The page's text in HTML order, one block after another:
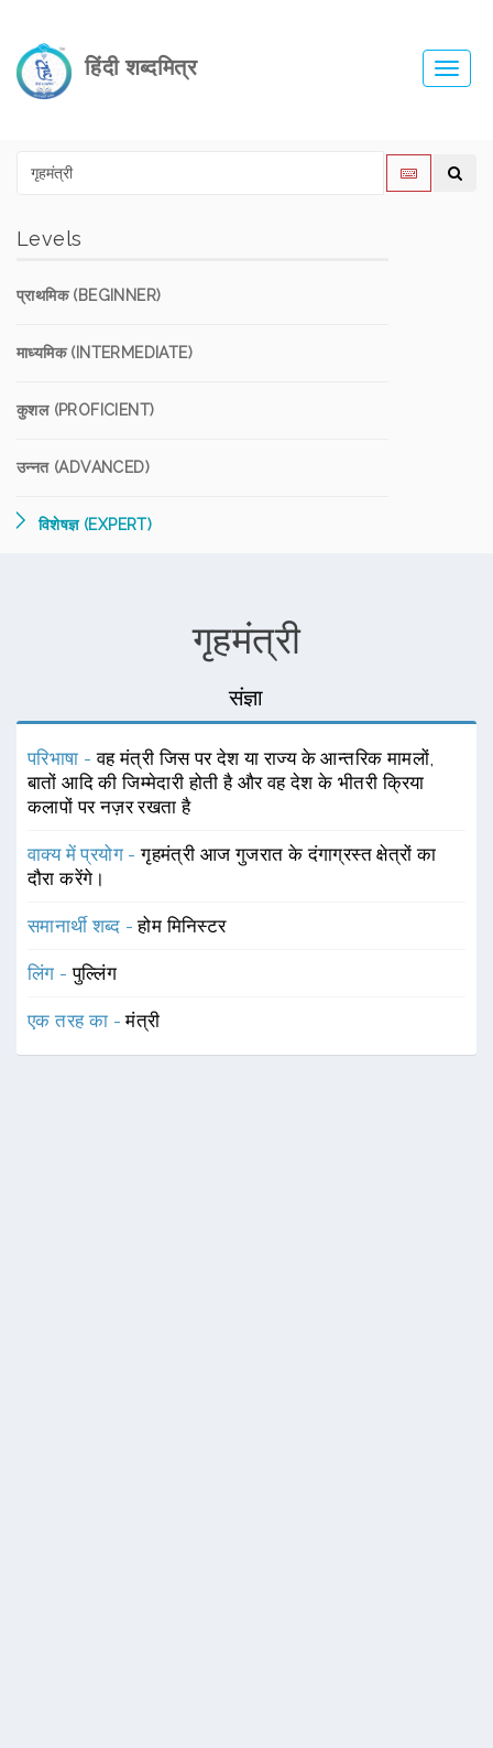
हिंदी शब्दमित्र
Levels
प्राथमिक (BEGINNER)
माध्यमिक (INTERMEDIATE)
कुशल (PROFICIENT)
उन्नत (ADVANCED)
विशेषज्ञ (EXPERT)
गृहमंत्री
संज्ञा
परिभाषा -वह मंत्री जिस पर देश या राज्य के आन्तरिक मामलों,
बातों आदि की जिम्मेदारी होती है और वह देश के भीतरी क्रिया
कलापों पर नज़र रखता है
वाक्य में प्रयोग -गृहमंत्री आज गुजरात के दंगाग्रस्त क्षेत्रों का
दौरा करेंगे।
समानार्थी शब्द -होम मिनिस्टर
लिंग -पुल्लिंग
एक तरह का -मंत्री